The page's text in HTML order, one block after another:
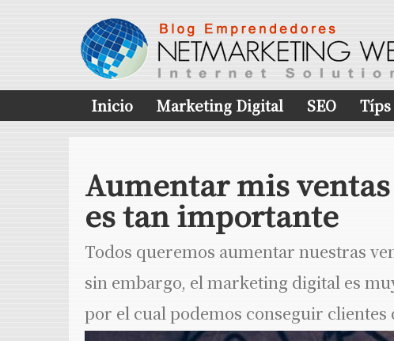
Inicio Marketing Digital SEO
Aumentar mis ventas
es tan importante
Todos queremos aumentar nuestras
sin embargo, el marketing digital es
por el cual podemos conseguir clientes